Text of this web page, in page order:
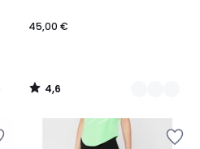
45,00 €
4,6
/